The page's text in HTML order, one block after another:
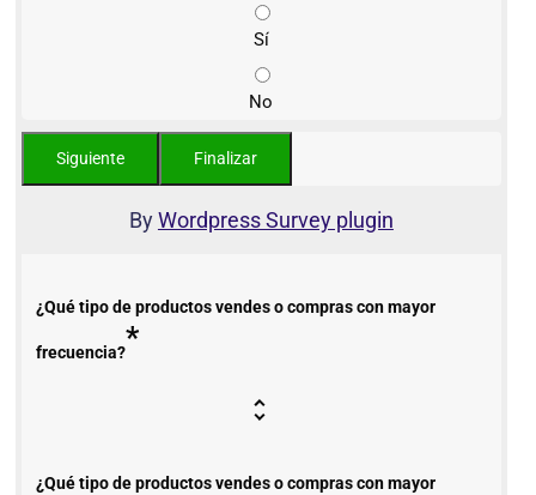
Sí
No
ByWordpress Survey plugin
¿Qué tipo de productos vendes o compras con mayor
frecuencia?*
¿Qué tipo de productos vendes o compras con mayor